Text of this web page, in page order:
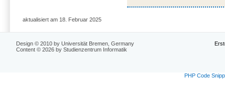
aktualisiert am 18. Februar 2025
Design © 2010 by Universität Bremen, Germany
Content © 2026 by Studienzentrum Informatik
PHP Code